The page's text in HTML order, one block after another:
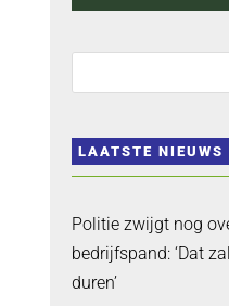
LAATSTE NIEUWS
Politie zwijgt nog
bedrijfspand: ‘Dat
duren’